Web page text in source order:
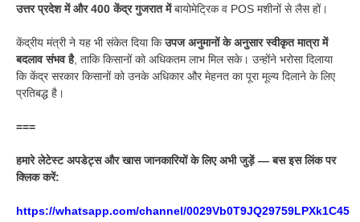
उत्तर प्रदेश में और 400 केंद्र गुजरात मेंबायोमेट्रिक व POS मशीनों से लैस हों।
केंद्रीय मंत्री ने यह भी संकेत दिया किउपज अनुमानों के अनुसार स्वीकृत मात्रा में
बदलाव संभव है, ताकि किसानों को अधिकतम लाभ मिल सके। उन्होंने भरोसा दिलाया
कि केंद्र सरकार किसानों को उनके अधिकार और मेहनत का पूरा मूल्य दिलाने के लिए
प्रतिबद्ध है।
===
हमारे लेटेस्ट अपडेट्स और खास जानकारियों के लिए अभी जुड़ें — बस इस लिंक पर
क्लिक करें:
https://whatsapp.com/channel/0029Vb0T9JQ29759LPXk1C45